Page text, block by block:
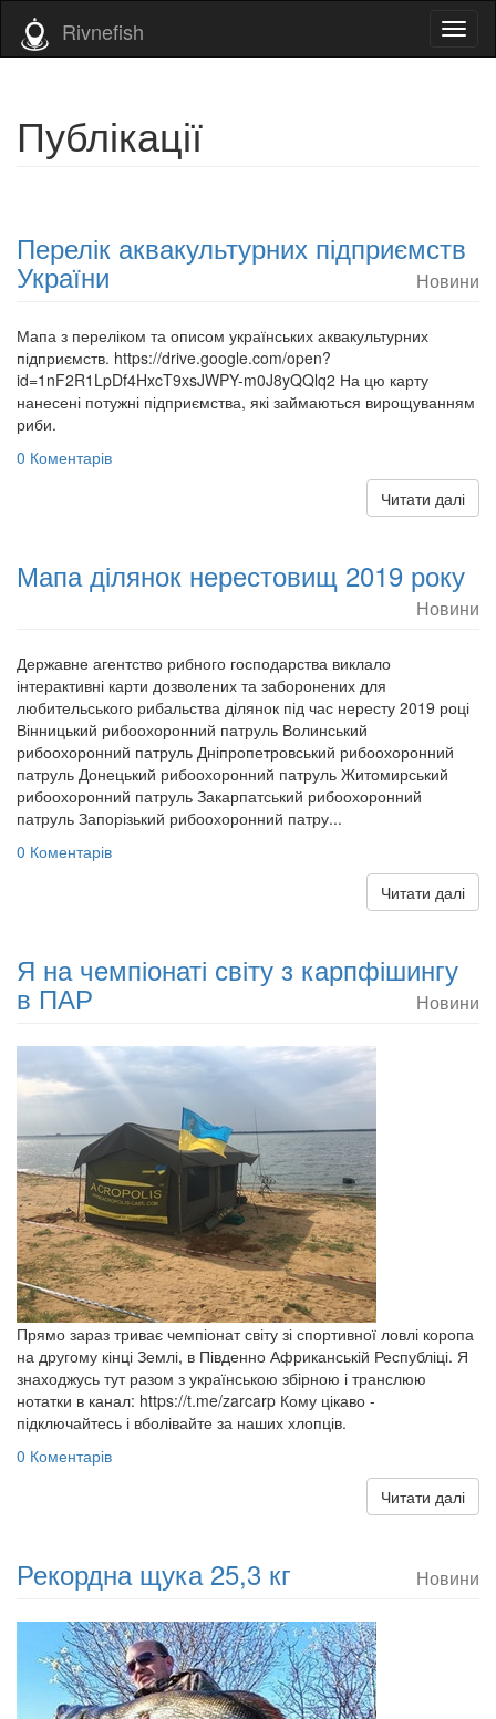
Rivnefish
Публікації
Перелік аквакультурних підприємств
України Новини
Мапа з переліком та описом українських аквакультурних
підприємств. https://drive.google.com/open?
id=1nF2R1LpDf4HxcT9xsJWPY-m0J8yQQlq2 На цю карту
нанесені потужні підприємства, які займаються вирощуванням
риби.
0 Коментарів
Читати далі
Мапа ділянок нерестовищ 2019 року
Новини
Державне агентство рибного господарства виклало
інтерактивні карти дозволених та заборонених для
любительського рибальства ділянок під час нересту 2019 році
Вінницький рибоохоронний патруль Волинський
рибоохоронний патруль Дніпропетровський рибоохоронний
патруль Донецький рибоохоронний патруль Житомирський
рибоохоронний патруль Закарпатський рибоохоронний
патруль Запорізький рибоохоронний патру...
0 Коментарів
Читати далі
Я на чемпіонаті світу з карпфішингу
в ПАР Новини
Прямо зараз триває чемпіонат світу зі спортивної ловлі коропа
на другому кінці Землі, в Південно Африканській Республіці. Я
знаходжусь тут разом з українською збірною і транслюю
нотатки в канал: https://t.me/zarcarp Кому цікаво -
підключайтесь і вболівайте за наших хлопців.
0 Коментарів
Читати далі
Рекордна щука 25,3 кг Новини